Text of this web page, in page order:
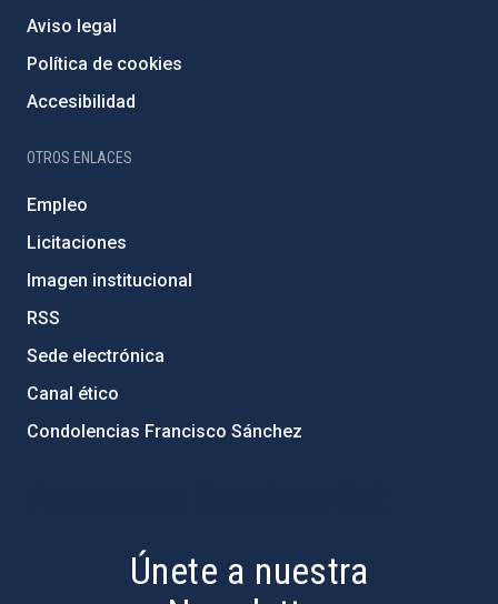
Aviso legal
Política de cookies
Accesibilidad
OTROS ENLACES
Empleo
Licitaciones
Imagen institucional
RSS
Sede electrónica
Canal ético
Condolencias Francisco Sánchez
Únete a nuestra